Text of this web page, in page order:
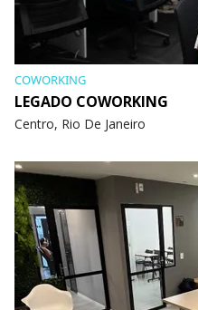
COWORKING
LEGADO COWORKING
Centro, Rio De Janeiro